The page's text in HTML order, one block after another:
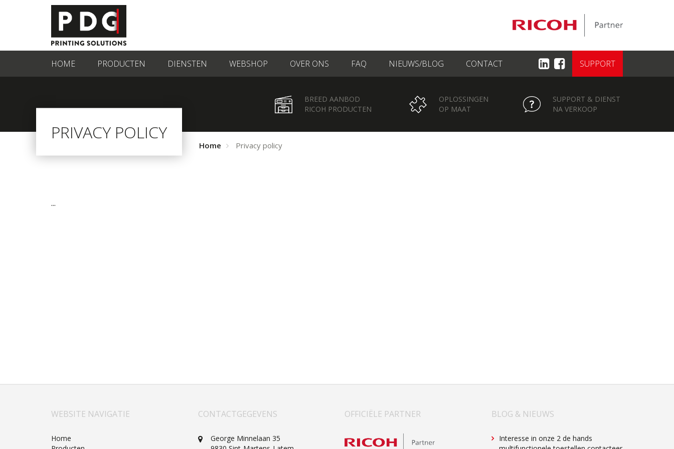
HOME PRODUCTEN DIENSTEN WEBSHOP OVER ONS FAQ NIEUWS/BLOG CONTACT SUPPORT
BREED AANBOD
RICOH PRODUCTEN
OPLOSSINGEN
OP MAAT
SUPPORT & DIENST
NA VERKOOP
PRIVACY POLICY
Home Privacy policy
...
WEBSITE NAVIGATIE
Home
CONTACTGEGEVENS
George Minnelaan 35
OFFICIËLE PARTNER BLOG & NIEUWS
Interesse in onze 2 de hands